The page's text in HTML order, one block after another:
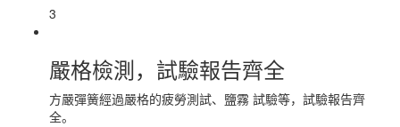
3
嚴格檢測，試驗報告齊全
方嚴彈簧經過嚴格的疲勞測試、鹽霧 試驗等，試驗報告齊
全。